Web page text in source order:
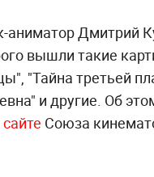
аниматор Дмитрий
вышли такие
"Тайна третьей
и другие. Об
сайте Союза